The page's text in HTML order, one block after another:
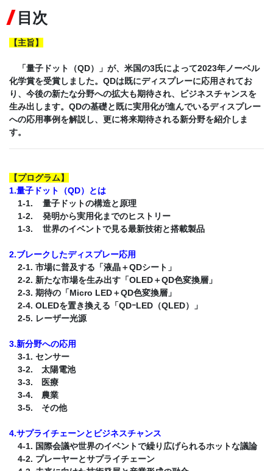
目次
【主旨】
「量子ドット（QD）」が、米国の3氏によって2023年ノーベル
化学賞を受賞しました。QDは既にディスプレーに応用されてお
り、今後の新たな分野への拡大も期待され、ビジネスチャンスを
生み出します。QDの基礎と既に実用化が進んでいるディスプレー
への応用事例を解説し、更に将来期待される新分野を紹介しま
す。
【プログラム】
1.量子ドット（QD）とは
1-1. 量子ドットの構造と原理
1-2. 発明から実用化までのヒストリー
1-3. 世界のイベントで見る最新技術と搭載製品
2.ブレークしたディスプレー応用
2-1. 市場に普及する「液晶＋QDシート」
2-2. 新たな市場を生み出す「OLED＋QD色変換層」
2-3. 期待の「Micro LED＋QD色変換層」
2-4. OLEDを置き換える「QDｰLED（QLED）」
2-5. レーザー光源
3.新分野への応用
3-1. センサー
3-2. 太陽電池
3-3. 医療
3-4. 農業
3-5. その他
4.サプライチェーンとビジネスチャンス
4-1. 国際会議や世界のイベントで繰り広げられるホットな議論
4-2. プレーヤーとサプライチェーン